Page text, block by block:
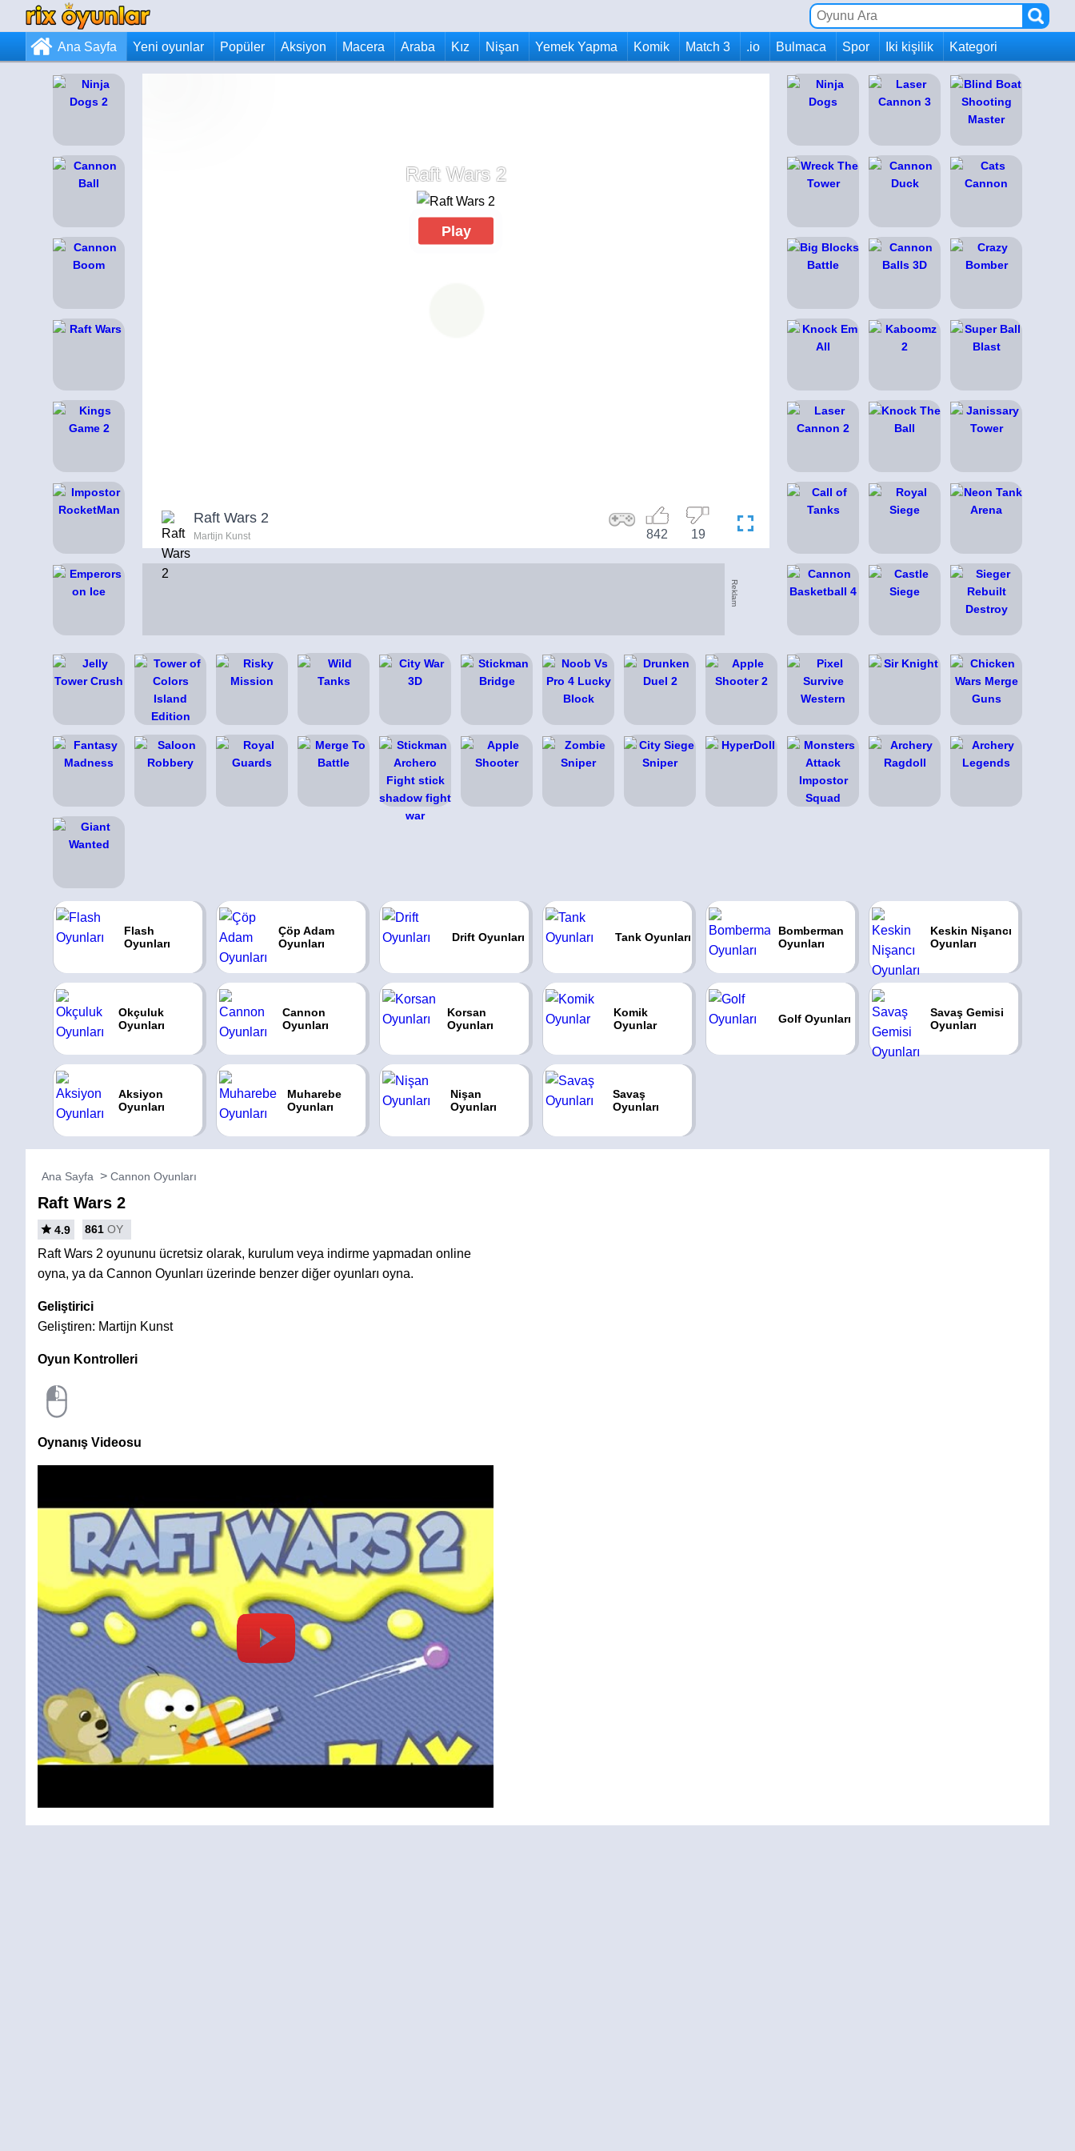
Ana Sayfa Yeni oyunlar Popüler Aksiyon Macera Araba Kız Nişan Yemek Yapma Komik Match 3 .io Bulmaca Spor Iki kişilik Kategori
Raft Wars 2
Play
Raft Wars 2
Martijn Kunst 19
842
Reklam
Flash
Oyunları
Çöp Adam
Oyunları
Drift Oyunları Tank Oyunları
Bomberman
Oyunları
Keskin Nişancı
Oyunları
Okçuluk
Oyunları
Cannon
Oyunları
Korsan
Oyunları
Komik
Oyunlar
Golf Oyunları
Savaş Gemisi
Oyunları
Aksiyon
Oyunları
Muharebe
Oyunları
Nişan
Oyunları
Savaş
Oyunları
Ana Sayfa Cannon Oyunları
Raft Wars 2
4.9 861 OY
Raft Wars 2 oyununu ücretsiz olarak, kurulum veya indirme yapmadan online
oyna, ya da Cannon Oyunları üzerinde benzer diğer oyunları oyna.
Geliştirici
Geliştiren: Martijn Kunst
Oyun Kontrolleri
Oynanış Videosu